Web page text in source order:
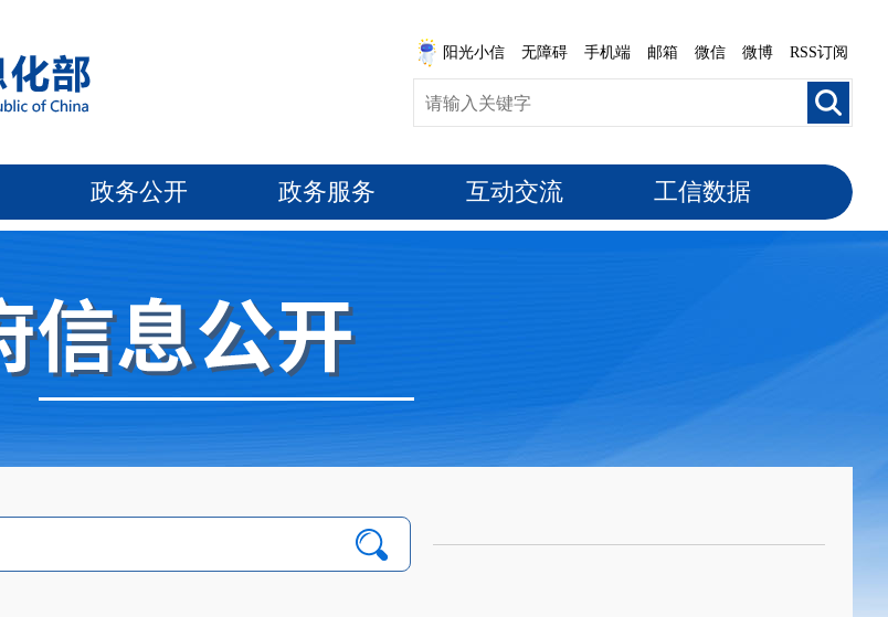
阳光小信 无障碍 手机端 邮箱 微信 微博 RSS订阅
政务公开 政务服务 互动交流 工信数据